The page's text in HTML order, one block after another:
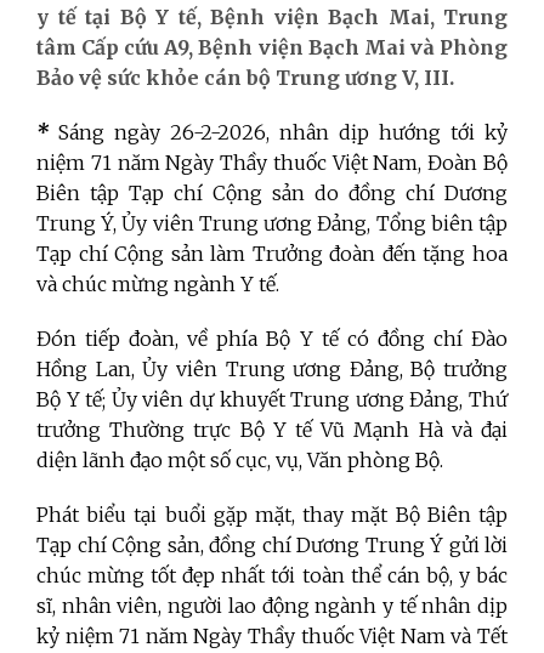
y tế tại Bộ Y tế, Bệnh viện Bạch Mai, Trung
tâm Cấp cứu A9, Bệnh viện Bạch Mai và Phòng
Bảo vệ sức khỏe cán bộ Trung ương V, III.
* Sáng ngày 26-2-2026, nhân dịp hướng tới kỷ
niệm 71 năm Ngày Thầy thuốc Việt Nam, Đoàn Bộ
Biên tập Tạp chí Cộng sản do đồng chí Dương
Trung Ý, Ủy viên Trung ương Đảng, Tổng biên tập
Tạp chí Cộng sản làm Trưởng đoàn đến tặng hoa
và chúc mừng ngành Y tế.
Đón tiếp đoàn, về phía Bộ Y tế có đồng chí Đào
Hồng Lan, Ủy viên Trung ương Đảng, Bộ trưởng
Bộ Y tế; Ủy viên dự khuyết Trung ương Đảng, Thứ
trưởng Thường trực Bộ Y tế Vũ Mạnh Hà và đại
diện lãnh đạo một số cục, vụ, Văn phòng Bộ.
Phát biểu tại buổi gặp mặt, thay mặt Bộ Biên tập
Tạp chí Cộng sản, đồng chí Dương Trung Ý gửi lời
chúc mừng tốt đẹp nhất tới toàn thể cán bộ, y bác
sĩ, nhân viên, người lao động ngành y tế nhân dịp
kỷ niệm 71 năm Ngày Thầy thuốc Việt Nam và Tết